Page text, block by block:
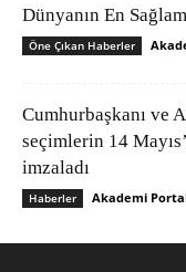
Dünyanın En
Öne Çıkan Haberler
Cumhurbaşkanı ve
seçimlerin 14
imzaladı
Haberler Akademi